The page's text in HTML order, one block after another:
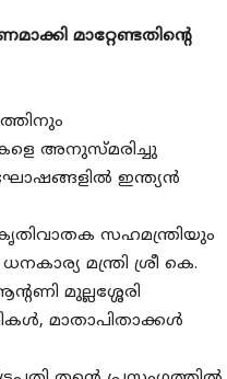
മാറ്റേണ്ടതിന്റെ
അനുസ്മരിച്ചു
ഇന്ത്യൻ
സഹമന്ത്രിയും
മന്ത്രി ശ്രീ കെ.
മുല്ലശ്ശേരി
മാതാപിതാക്കൾ